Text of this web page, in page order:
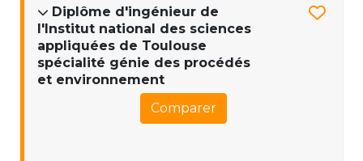
Diplôme d'ingénieur de
l'Institut national des sciences
appliquées de Toulouse
spécialité génie des procédés
et environnement
Comparer